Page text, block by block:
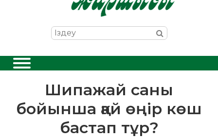
Шипажай саны
бойынша қай өңір көш
бастап тұр?